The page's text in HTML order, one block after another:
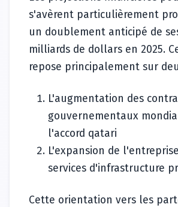
s'avèrent particulièrement
un doublement anticipé de
milliards de dollars en 2025.
repose principalement sur
L'augmentation des
gouvernementaux
l'accord qatari
L'expansion de
services d'infrastructure
Cette orientation vers les